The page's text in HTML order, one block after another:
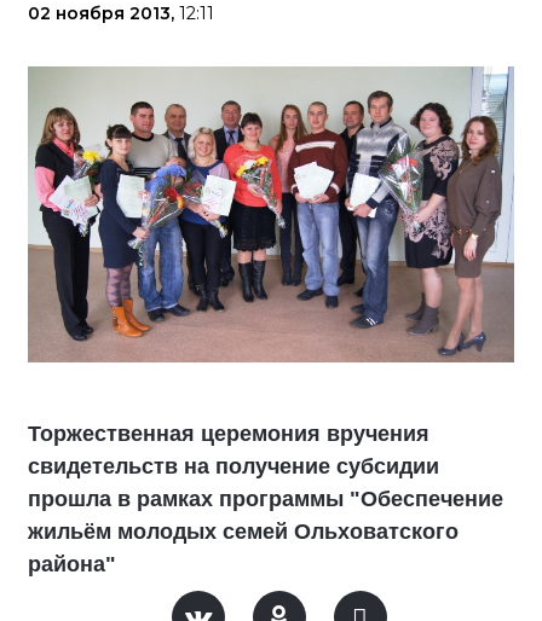
02 ноября 2013, 12:11
Торжественная церемония вручения
свидетельств на получение субсидии
прошла в рамках программы "Обеспечение
жильём молодых семей Ольховатского
района"